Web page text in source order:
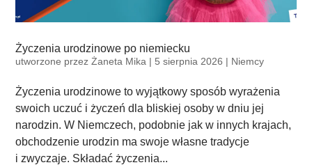
Życzenia urodzinowe po niemiecku
utworzone przezŻaneta Mika | 5 sierpnia 2026 | Niemcy
Życzenia urodzinowe to wyjątkowy sposób wyrażenia
swoich uczuć i życzeń dla bliskiej osoby w dniu jej
narodzin. W Niemczech, podobnie jak w innych krajach,
obchodzenie urodzin ma swoje własne tradycje
i zwyczaje. Składać życzenia...